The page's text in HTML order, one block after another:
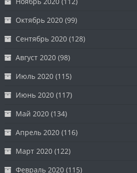
Октябрь 2020 (99)
Сентябрь 2020 (128)
Август 2020 (98)
Июль 2020 (115)
Июнь 2020 (117)
Май 2020 (134)
Апрель 2020 (116)
Март 2020 (122)
Февраль 2020 (115)